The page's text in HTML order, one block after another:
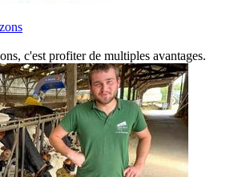
c'est profiter de multiples avantages.